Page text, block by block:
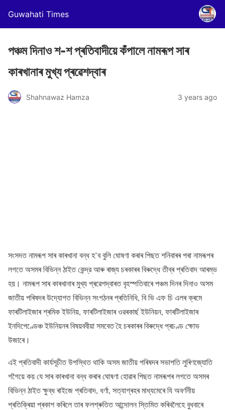
Guwahati Times
পঞ্চম দিনাও শ-শ প্ৰতিবাদীয়ে কঁপালে নামৰূপ সাৰ
কাৰখানাৰ মুখ্য প্ৰৱেশদ্বাৰ
Shahnawaz Hamza 3 years ago
সংসদত নামৰূপ সাৰ কাৰখানা বন্ধ হ’ব বুলি ঘোষণা কৰাৰ পিছত শনিবাৰৰ পৰা নামৰূপৰ
লগতে অসমৰ বিভিন্ন ঠাইত কেন্দ্র আৰু ৰাজ্য চৰকাৰৰ বিৰুদ্ধে তীব্ৰ প্ৰতিবাদ আৰম্ভ
হয়। নামৰূপ সাৰ কাৰখানাৰ মুখ্য প্ৰৱেশদ্বাৰত বৃহস্পতিবাৰে পঞ্চম দিনৰ দিনাও অসম
জাতীয় পৰিষদৰ উদ্যোগত বিভিন্ন সংগঠনৰ প্ৰতিনিধি, বি ভি এফ চি এলৰ ক্ৰমে
ফাৰটিলাইজাৰ শ্ৰমিক ইউনিয়, ফাৰটিলাইজাৰ ওৱৰকাৰ্ছ ইউনিয়ন, ফাৰটিলাইজাৰ
ইনদিপেণ্ডেঞ্চ ইউনিয়নৰ বিষয়ববীয়া সমবেত হৈ চৰকাৰৰ বিৰুদ্ধে প্ৰচণ্ড ক্ষোভ
উজাৰে।
এই প্ৰতিবাদী কাৰ্যসূচীত উপস্থিত থাকি অসম জাতীয় পৰিষদৰ সভাপতি লুৰিণজ্যোতি
গগৈয়ে কয় যে সাৰ কাৰখানা বন্ধ কৰাৰ ঘোষণা হোৱাৰ পিছত নামৰূপৰ লগতে অসমৰ
বিভিন্ন ঠাইত ক্ষুব্ধ ৰাইজে প্ৰতিবাদ, ধৰ্ণা, সত্যাগ্ৰহৰ মাধ্যমেৰে যি অবৰ্ণনীয়
প্ৰতিক্ৰিয়া প্ৰকাশ কৰিলে তাৰ ফলশ্ৰুতিত আন্দোলন স্তিমিত কৰিবলৈহে বুধবাৰে